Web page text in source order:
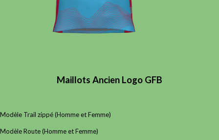
Maillots Ancien Logo GFB
Modèle Trail zippé (Homme et Femme)
Modèle Route (Homme et Femme)